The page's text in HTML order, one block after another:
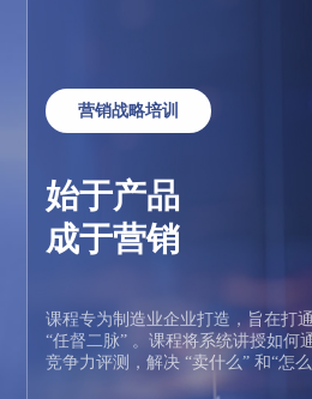
营销战略培训
始于产品
成于营销
课程专为制造业企业打造，旨在打
“任督二脉” 。课程将系统讲授如何
竞争力评测，解决 “卖什么” 和“怎么